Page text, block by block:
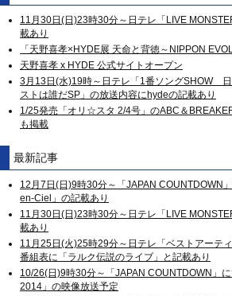
11月30日(日)23時30分～日テレ「LIVE
載あり
「天野喜孝×HYDE展 天命と背徳～NIPPON
天野喜孝 x HYDE 公式サイトオープン
3月13日(水)19時～日テレ「1番ソングSHOW
ストは誰だSP」の放送内容にhydeの記載あり
1/25発売「オリ☆スタ 2/4号」のABC＆
も掲載
最新記事
12月7日(日)9時30分～「JAPAN COUNTDOWN
en-Ciel」の記載あり
11月30日(日)23時30分～日テレ「LIVE
載あり
11月25日(火)25時29分～日テレ「ベストアーテ
番組表に「ラルク伝説のライブ」と記載あり
10/26(日)9時30分～「JAPAN COUNTDOWN」
2014」の映像放送予定